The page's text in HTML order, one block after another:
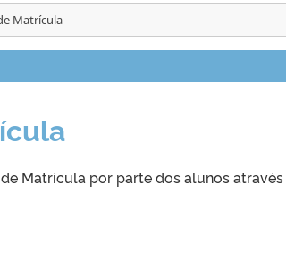
Matrícula
Matrícula por parte dos alunos